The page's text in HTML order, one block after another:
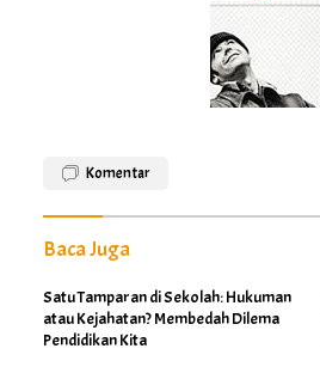
Komentar
Baca Juga
Satu Tamparan di Sekolah: Hukuman
atau Kejahatan? Membedah Dilema
Pendidikan Kita